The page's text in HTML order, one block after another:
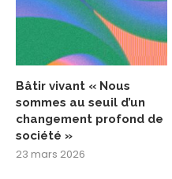
Bâtir vivant « Nous
sommes au seuil d’un
changement profond de
société »
23 mars 2026